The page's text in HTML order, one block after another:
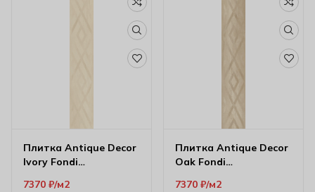
Плитка Antique Decor
Ivory Fondi
7370 ₽ м2
Плитка Antique Decor
Oak Fondi
7370 ₽ м2